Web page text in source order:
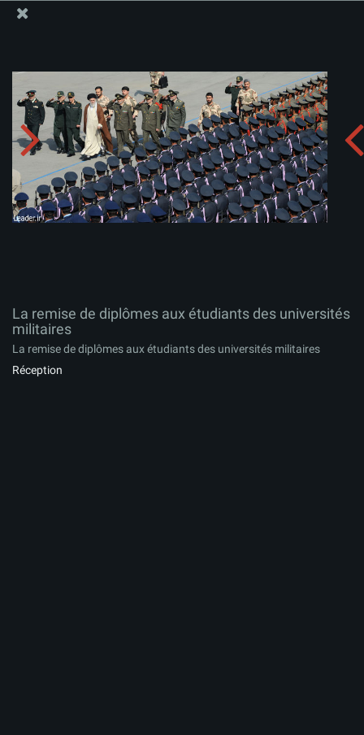
La remise de diplômes aux étudiants des universités
militaires
Télécharger l'album:
La remise de diplômes aux étudiants des universités
militaires
La remise de diplômes aux étudiants des universités militaires
Réception